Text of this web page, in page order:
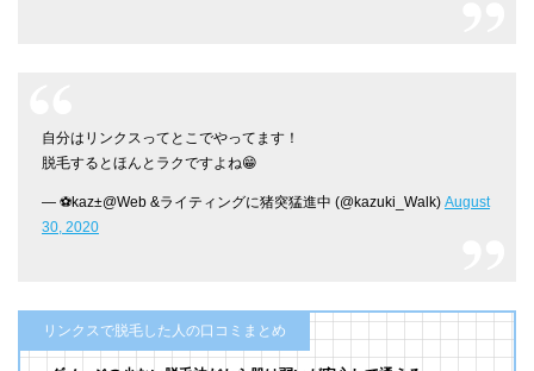
自分はリンクスってとこでやってます！
脱毛するとほんとラクですよね😁
— ⚽️kaz±@Web &ライティングに猪突猛進中 (@kazuki_Walk) August
30, 2020
リンクスで脱毛した人の口コミまとめ